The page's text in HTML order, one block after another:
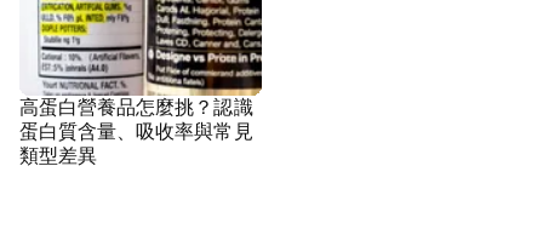
高蛋白營養品怎麼挑？認識
蛋白質含量、吸收率與常見
類型差異